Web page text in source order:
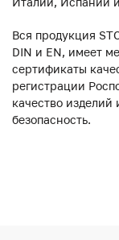
Вся продукция
DIN и EN, имеет
сертификаты
регистрации
качество
безопасность.